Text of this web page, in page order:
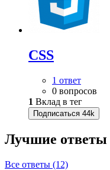
CSS
1 ответ
0 вопросов
1 Вклад в тег
Подписаться 44k
Лучшие ответы
Все ответы (12)